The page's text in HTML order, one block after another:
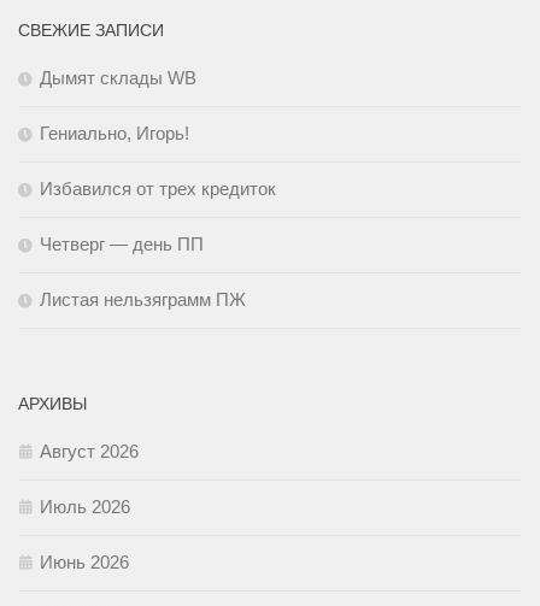
СВЕЖИЕ ЗАПИСИ
Дымят склады WB
Гениально, Игорь!
Избавился от трех кредиток
Четверг — день ПП
Листая нельзяграмм ПЖ
АРХИВЫ
Август 2026
Июль 2026
Июнь 2026